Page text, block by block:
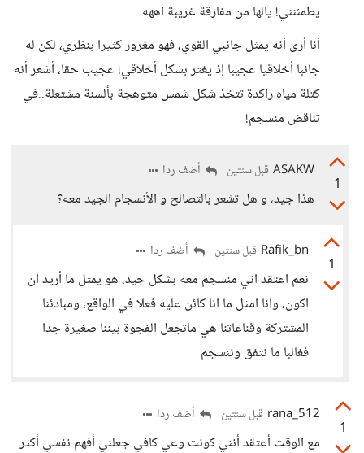
يطمئنني! يالها من مفارقة غريبة اههه
أنا أرى أنه يمثل جانبي القوي، فهو مغرور كثيرا بنظري، لكن له
جانبا أخلاقيا عجيبا إذ يغتر بشكل أخلاقي! عجيب حقا، أشعر أنه
كتلة مياه راكدة تتخذ شكل شمس متوهجة بألسنة مشتعلة..في
تناقض منسجم!
1
ASAKW قبل سنتين أضف ردا
هذا جيد، و هل تشعر بالتصالح و الأنسجام الجيد معه؟
1
Rafik_bn قبل سنتين أضف ردا
نعم اعتقد اني منسجم معه بشكل جيد، هو يمثل ما أريد ان
اكون، وانا امثل ما انا كائن عليه فعلا في الواقع، ومبادئنا
المشتركة وقناعاتنا هي ماتجعل الفجوة بيننا صغيرة جدا
فغالبا ما نتفق وننسجم
1
rana_512 قبل سنتين أضف ردا
مع الوقت أعتقد أنني كونت وعي كافي جعلني أفهم نفسي أكثر